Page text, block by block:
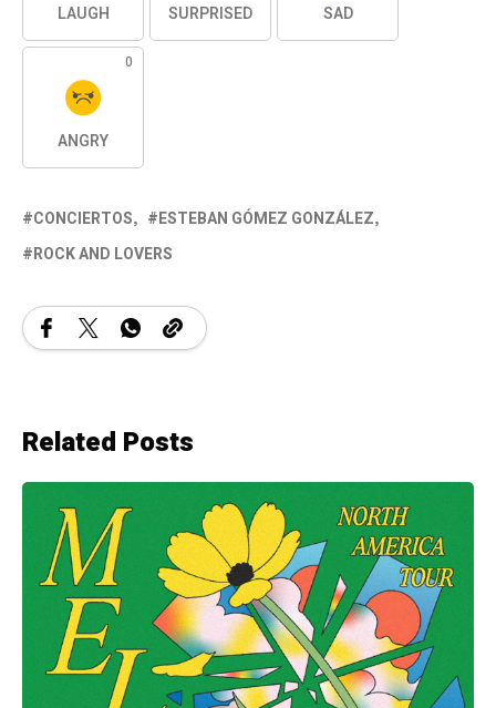
LAUGH SURPRISED SAD
0
ANGRY
CONCIERTOS
ESTEBAN GÓMEZ GONZÁLEZ
ROCK AND LOVERS
Related Posts